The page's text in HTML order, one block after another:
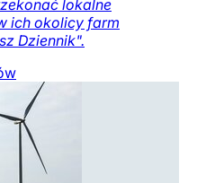
lokalne
ich okolicy farm
Dziennik".